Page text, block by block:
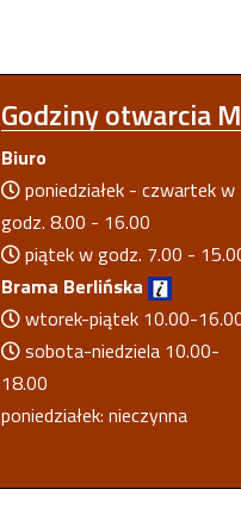
Godzinyotwarcia
Biuro
poniedziałek - czwartek w
godz. 8.00 - 16.00
piątek w godz. 7.00 -
Brama Berlińska
wtorek-piątek 10.00-
sobota-niedziela 10.00-
18.00
poniedziałek: nieczynna